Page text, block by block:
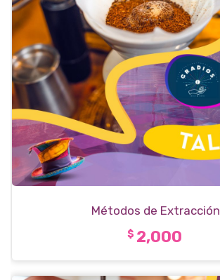
Métodos de Extracción
$ 2,000